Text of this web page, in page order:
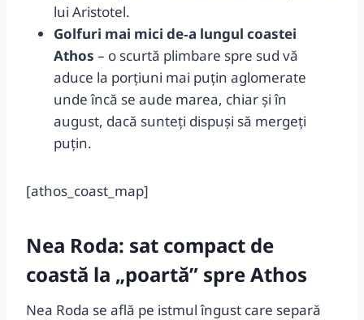
lui Aristotel.
Golfuri mai mici de‑a lungul coastei
Athos – o scurtă plimbare spre sud vă
aduce la porțiuni mai puțin aglomerate
unde încă se aude marea, chiar și în
august, dacă sunteți dispuși să mergeți
puțin.
[athos_coast_map]
Nea Roda: sat compact de
coastă la „poartă” spre Athos
Nea Roda se află pe istmul îngust care separă